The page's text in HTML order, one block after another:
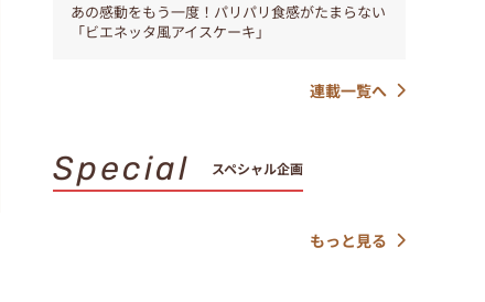
あの感動をもう一度！パリパリ食感がたまらない
「ビエネッタ風アイスケーキ」
連載一覧へ
Special スペシャル企画
もっと見る